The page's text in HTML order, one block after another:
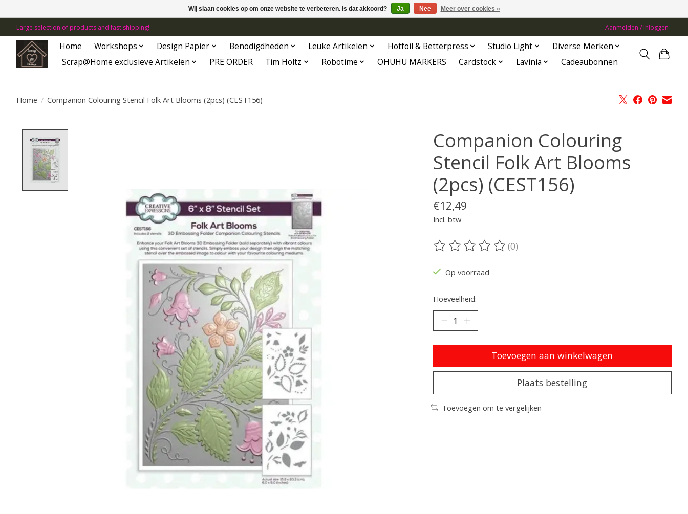
Large selection of products and fast shipping! Aanmelden / Inloggen
Home Workshops Design Papier Benodigdheden Leuke Artikelen Hotfoil & Betterpress Studio Light
Diverse Merken
Scrap@Home exclusieve Artikelen
PRE ORDER Tim Holtz Robotime OHUHU MARKERS Cardstock Lavinia Cadeaubonnen
Home / Companion Colouring Stencil Folk Art Blooms (2pcs) (CEST156)
Companion Colouring
Stencil Folk Art Blooms
(2pcs) (CEST156)
€12,49
Incl. btw
De beoordeling van dit product is
(0)
Op voorraad
Hoeveelheid:
Toevoegen aan winkelwagen
Plaats bestelling
Toevoegen om te vergelijken
Wij slaan cookies op om onze website te verbeteren. Is dat akkoord? Ja Nee Meer over cookies »